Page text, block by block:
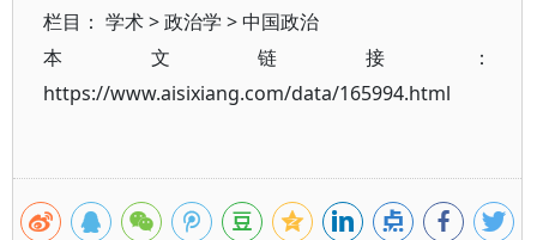
栏目： 学术>政治学 >中国政治
本文链接：
https://www.aisixiang.com/data/165994.html